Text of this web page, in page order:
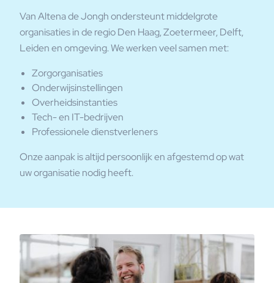
Van Altena de Jongh ondersteunt middelgrote
organisaties in de regio Den Haag, Zoetermeer, Delft,
Leiden en omgeving. We werken veel samen met:
Zorgorganisaties
Onderwijsinstellingen
Overheidsinstanties
Tech- en IT-bedrijven
Professionele dienstverleners
Onze aanpak is altijd persoonlijk en afgestemd op wat
uw organisatie nodig heeft.